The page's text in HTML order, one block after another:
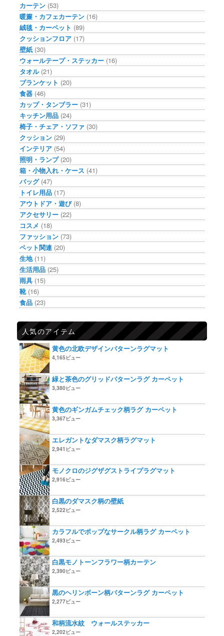
カーテン (53)
暖簾・カフェカーテン (16)
絨毯・カーペット (89)
クッションフロア (17)
壁紙 (30)
ウォールテープ・ステッカー (16)
タオル(21)
ブランケット (20)
食器 (46)
カップ・タンブラー (31)
キッチン用品 (24)
椅子・チェア・ソファ (30)
クッション (29)
インテリア (54)
照明・ランプ(20)
箱・小物入れ・ケース (41)
バッグ(47)
トイレ用品 (17)
アウトドア・遊び(8)
アクセサリー (22)
コスメ (18)
ファッション (73)
ペット関連 (20)
生地(11)
生活用品 (25)
雨具 (15)
靴(16)
食品 (23)
人気のアイテム
黄色の北欧デザインパターンラグマット
4,165ビュー
緑と茶色のグリッドパターンラグ カーペット
3,380ビュー
黄色のギンガムチェック柄ラグ カーペット
3,367ビュー
エレガントなダマスク柄ラグマット
2,941ビュー
モノクロのジグザグストライプラグマット
2,916ビュー
白黒のダマスク柄の壁紙
2,522ビュー
カラフルでポップなサークル柄ラグ カーペット
2,493ビュー
白黒モノトーンフラワー柄カーテン
2,390ビュー
黒のヘリンボーン柄パターンラグ カーペット
2,277ビュー
和柄流水紋 ウォールステッカー
2,202ビュー